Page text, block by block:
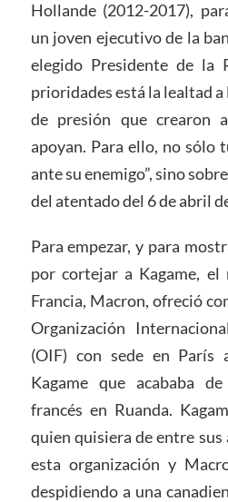
Hollande (2012-2017),
un joven ejecutivo de la
elegido Presidente de la
prioridades está la lealtad
de presión que crearon
apoyan. Para ello, no sólo
ante su enemigo”, sino
del atentado del 6 de abril
Para empezar, y para
por cortejar a Kagame, el
Francia, Macron, ofreció
Organización
(OIF) con sede en París
Kagame que acababa
francés en Ruanda.
quien quisiera de entre
esta organización y
despidiendo a una